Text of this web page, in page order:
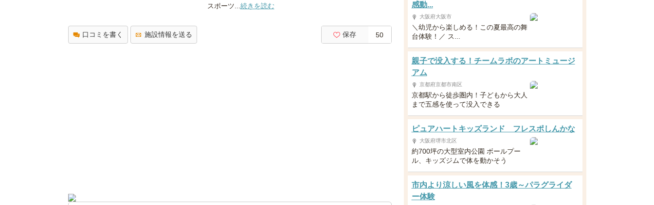
スポーツ... 続きを読む
口コミを書く 施設情報を送る 保存 50
感動...
大阪府大阪市
＼幼児から楽しめる！この夏最高の舞
台体験！／ ス...
親子で没入する！チームラボのアートミュージ
アム
京都府京都市南区
京都駅から徒歩圏内！子どもから大人
まで五感を使って没入できる
ピュアハートキッズランド フレスポしんかな
大阪府堺市北区
約700坪の大型室内公園 ボールプー
ル、キッズジムで体を動かそう
市内より涼しい風を体感！3歳～パラグライダ
ー体験